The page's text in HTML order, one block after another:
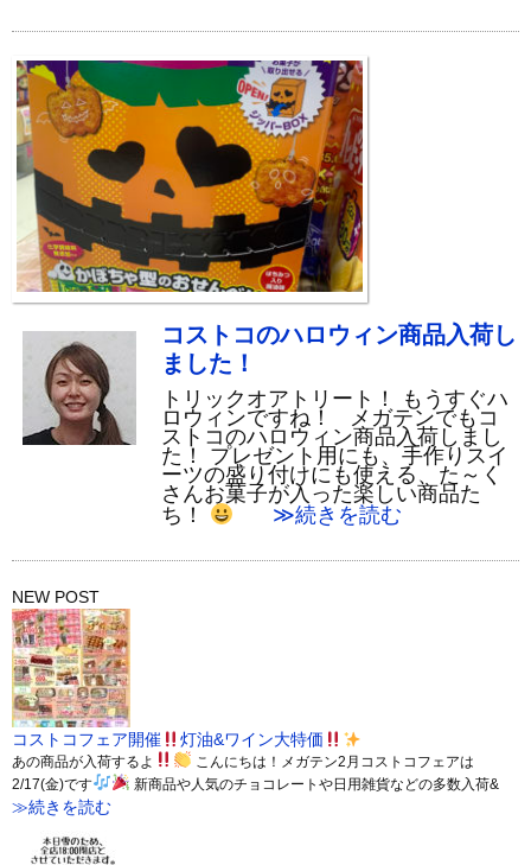
コストコのハロウィン商品入荷し
ました！
トリックオアトリート！ もうすぐハ
ロウィンですね！ メガテンでもコ
ストコのハロウィン商品入荷しまし
た！ プレゼント用にも、手作りスイ
ーツの盛り付けにも使える、た～く
さんお菓子が入った楽しい商品た
ち！
≫続きを読む
NEW POST
コストコフェア開催 灯油&ワイン大特価
あの商品が入荷するよ
こんにちは！メガテン2月コストコフェアは
2/17(金)です
新商品や人気のチョコレートや日用雑貨などの多数入荷&
≫続きを読む